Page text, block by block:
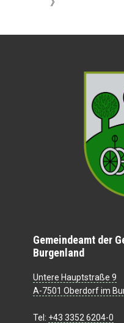
Gemeindeamt der
Burgenland
Untere Hauptstraße 9
A-7501 Oberdorf im
Tel: +43 3352 6204-0